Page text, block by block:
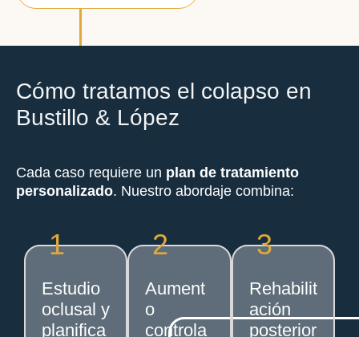
Cómo tratamos el colapso en
Bustillo & López
Cada caso requiere un plan de tratamiento
personalizado. Nuestro abordaje combina:
1
Estudio
oclusal y
planifica
2
Aument
o
controla
3
Rehabilit
ación
posterior